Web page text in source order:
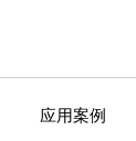
应用案例